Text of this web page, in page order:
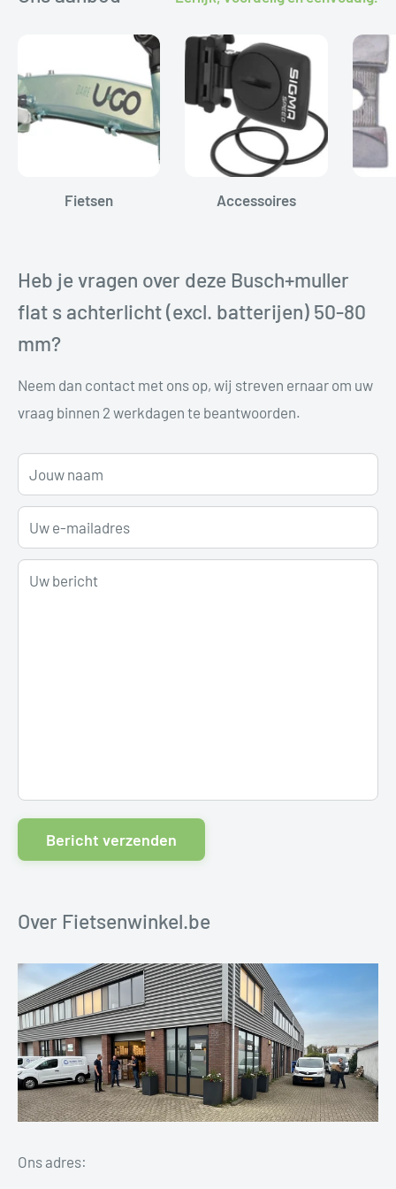
Fietsen Accessoires
Heb je vragen over deze Busch+muller
flat s achterlicht (excl. batterijen) 50-80
mm?
Neem dan contact met ons op, wij streven ernaar om uw
vraag binnen 2 werkdagen te beantwoorden.
Jouw naam
Uw e-mailadres
Uw bericht
Bericht verzenden
Over Fietsenwinkel.be
Ons adres: